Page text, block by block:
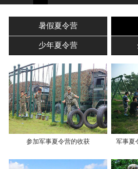
暑假夏令营
少年夏令营
参加军事夏令营的收获 军事夏